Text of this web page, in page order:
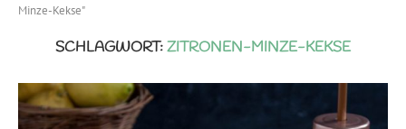
Minze-Kekse"
SCHLAGWORT:ZITRONEN-MINZE-KEKSE